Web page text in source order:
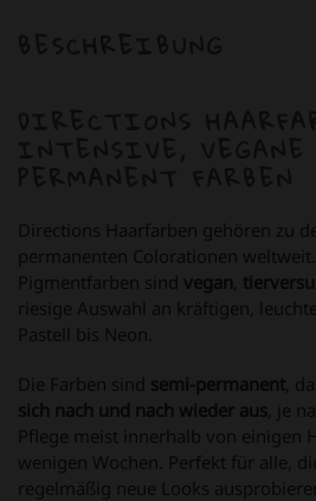
Directions Haarfarben gehören zu
permanenten Colorationen
Pigmentfarben sind vegan
riesige Auswahl an kräftigen,
Pastell bis Neon.
Die Farben sind semi-permanent ,
sich nach und nach wieder aus , je
Pflege meist innerhalb von einigen
wenigen Wochen. Perfekt für alle,
regelmäßig neue Looks